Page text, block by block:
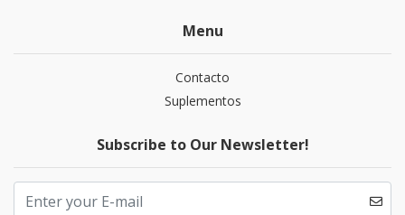
Menu
Contacto
Suplementos
Subscribe to Our Newsletter!